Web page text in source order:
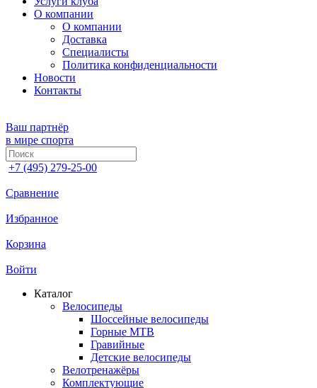
О компании
О компании
Доставка
Специалисты
Политика конфиденциальности
Новости
Контакты
Ваш партнёр
в мире спорта
+7 (495) 279-25-00
Сравнение
Избранное
Корзина
Войти
Каталог
Велосипеды
Шоссейные велосипеды
Горные МTB
Гравийные
Детские велосипеды
Велотренажёры
Комплектующие